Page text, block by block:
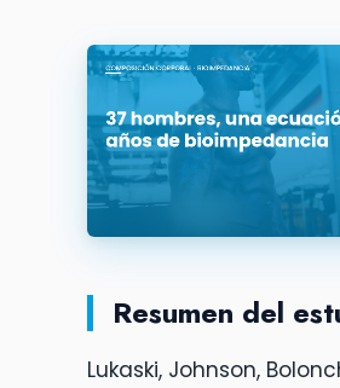
Resumen del
Lukaski, Johnson,